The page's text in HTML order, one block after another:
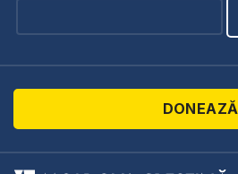
DONEAZĂ